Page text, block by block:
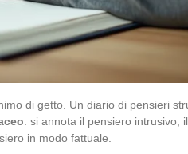
di getto. Un diario di pensieri
: si annota il pensiero intrusivo,
in modo fattuale.